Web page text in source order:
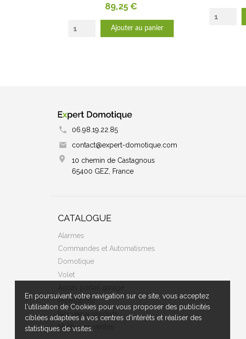
En poursuivant votre navigation sur ce site, vous acceptez
l'utilisation de Cookies pour vous proposer des publicités
ciblées adaptées à vos centres d'intérêts et réaliser des
statistiques de visites.
Prix
89,25 €
Ajouter au panier
06.98.19.22.85
contact@expert-domotique.com
10 chemin de Castagnous
65400 GEZ, France
CATALOGUE
Alarmes
Commandes et Automatismes
Domotique
Volet
Promotions
Nouveaux produits
Meilleures ventes